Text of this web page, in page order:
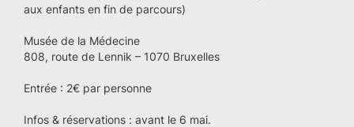
aux enfants en fin de parcours)
Musée de la Médecine
808, route de Lennik – 1070 Bruxelles
Entrée : 2€ par personne
Infos & réservations : avant le 6 mai.